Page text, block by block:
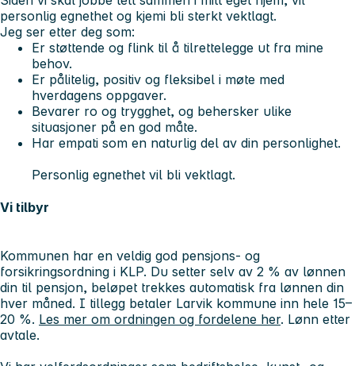
personlig egnethet og kjemi bli sterkt vektlagt.
Jeg ser etter deg som:
Er støttende og flink til å tilrettelegge ut fra mine
behov.
Er pålitelig, positiv og fleksibel i møte med
hverdagens oppgaver.
Bevarer ro og trygghet, og behersker ulike
situasjoner på en god måte.
Har empati som en naturlig del av din personlighet.
Personlig egnethet vil bli vektlagt.
Vi tilbyr
Kommunen har en veldig god pensjons- og
forsikringsordning i KLP. Du setter selv av 2 % av lønnen
din til pensjon, beløpet trekkes automatisk fra lønnen din
hver måned. I tillegg betaler Larvik kommune inn hele 15–
20 %. Les mer om ordningen og fordelene her. Lønn etter
avtale.